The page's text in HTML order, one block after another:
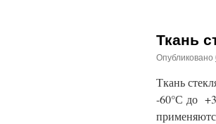
Ткань
Опубликовано
Ткань
-60°С до